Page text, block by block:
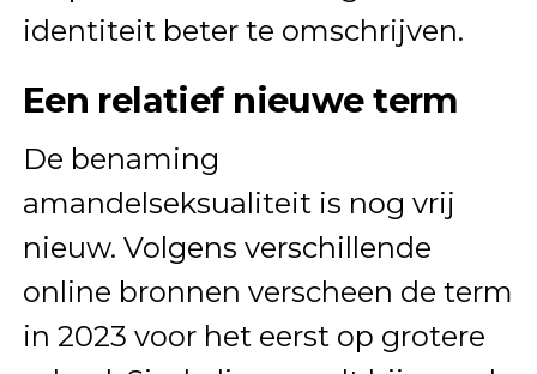
identiteit beter te omschrijven.
Een relatief nieuwe term
De benaming
amandelseksualiteit is nog vrij
nieuw. Volgens verschillende
online bronnen verscheen de term
in 2023 voor het eerst op grotere